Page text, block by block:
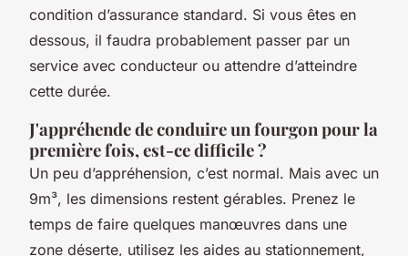
condition d’assurance standard. Si vous êtes en
dessous, il faudra probablement passer par un
service avec conducteur ou attendre d’atteindre
cette durée.
J'appréhende de conduire un fourgon pour la
première fois, est-ce difficile ?
Un peu d’appréhension, c’est normal. Mais avec un
9m³, les dimensions restent gérables. Prenez le
temps de faire quelques manœuvres dans une
zone déserte, utilisez les aides au stationnement,